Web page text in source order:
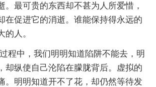
。最可贵的东西却不甚为人所爱惜，
在促进它的消逝。谁能保持得永远的
的人。
中，我们明明知道陷阱不能去，明
却纵使自己沦陷在朦胧背后。虚拟的
。明明知道开不了花，却仍然等待发